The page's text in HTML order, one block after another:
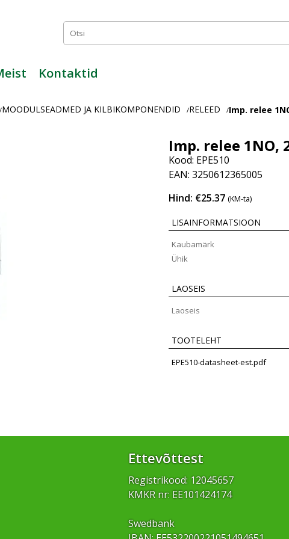
Kontaktid
/MOODULSEADMED JA KILBIKOMPONENDID /RELEED /Imp. relee
Imp. relee 1NO,
Kood: EPE510
EAN: 3250612365005
Hind: €25.37(KM-ta)
LISAINFORMATSIOON
Kaubamärk
Ühik
LAOSEIS
Laoseis
TOOTELEHT
EPE510-datasheet-est.pdf
Ettevõttest
Registrikood: 12045657
KMKR nr: EE101424174
Swedbank